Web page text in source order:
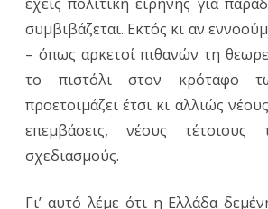
συμβιβάζεται. Εκτός κι αν
– όπως αρκετοί πιθανών τη
το πιστόλι στον κρόταφο
προετοιμάζει έτσι κι αλλιώς
επεμβάσεις, νέους τέτοιους
σχεδιασμούς.
Γι’ αυτό λέμε ότι η Ελλάδα